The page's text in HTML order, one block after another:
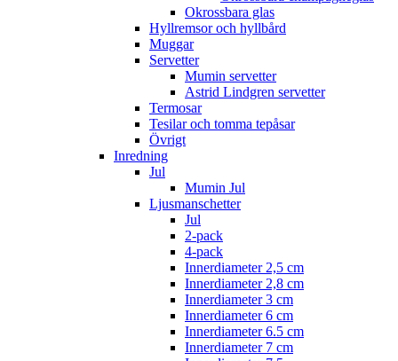
Okrossbara glas
Hyllremsor och hyllbård
Muggar
Servetter
Mumin servetter
Astrid Lindgren servetter
Termosar
Tesilar och tomma tepåsar
Övrigt
Inredning
Jul
Mumin Jul
Ljusmanschetter
Jul
2-pack
4-pack
Innerdiameter 2,5 cm
Innerdiameter 2,8 cm
Innerdiameter 3 cm
Innerdiameter 6 cm
Innerdiameter 6.5 cm
Innerdiameter 7 cm